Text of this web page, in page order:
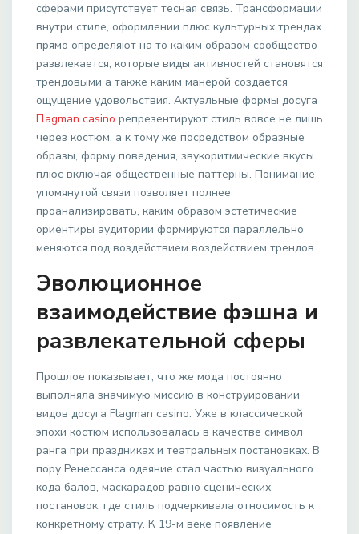
сферами присутствует тесная связь. Трансформации
внутри стиле, оформлении плюс культурных трендах
прямо определяют на то каким образом сообщество
развлекается, которые виды активностей становятся
трендовыми а также каким манерой создается
ощущение удовольствия. Актуальные формы досуга
Flagman casino репрезентируют стиль вовсе не лишь
через костюм, а к тому же посредством образные
образы, форму поведения, звукоритмические вкусы
плюс включая общественные паттерны. Понимание
упомянутой связи позволяет полнее
проанализировать, каким образом эстетические
ориентиры аудитории формируются параллельно
меняются под воздействием воздействием трендов.
Эволюционное
взаимодействие фэшна и
развлекательной сферы
Прошлое показывает, что же мода постоянно
выполняла значимую миссию в конструировании
видов досуга Flagman casino. Уже в классической
эпохи костюм использовалась в качестве символ
ранга при праздниках и театральных постановках. В
пору Ренессанса одеяние стал частью визуального
кода балов, маскарадов равно сценических
постановок, где стиль подчеркивала относимость к
конкретному страту. К 19-м веке появление